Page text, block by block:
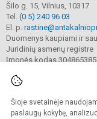
Šioje svetainėje
paslaugų kokybę,
Šilo g. 15, Vilnius, 10317
Tel. (0 5) 240 96 03
El. p.
Duomenys kaupiami ir
Juridinių asmenų registre
Įmonės kodas 304865385
© 2023. Vilniaus
Kopijuoti turinį be